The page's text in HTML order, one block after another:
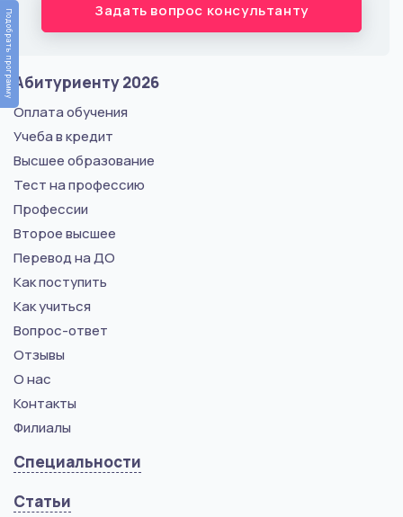
Задать вопрос консультанту
Абитуриенту 2026
Оплата обучения
Учеба в кредит
Высшее образование
Тест на профессию
Профессии
Второе высшее
Перевод на ДО
Как поступить
Как учиться
Вопрос-ответ
Отзывы
О нас
Контакты
Филиалы
Специальности
Статьи
Подобрать программу